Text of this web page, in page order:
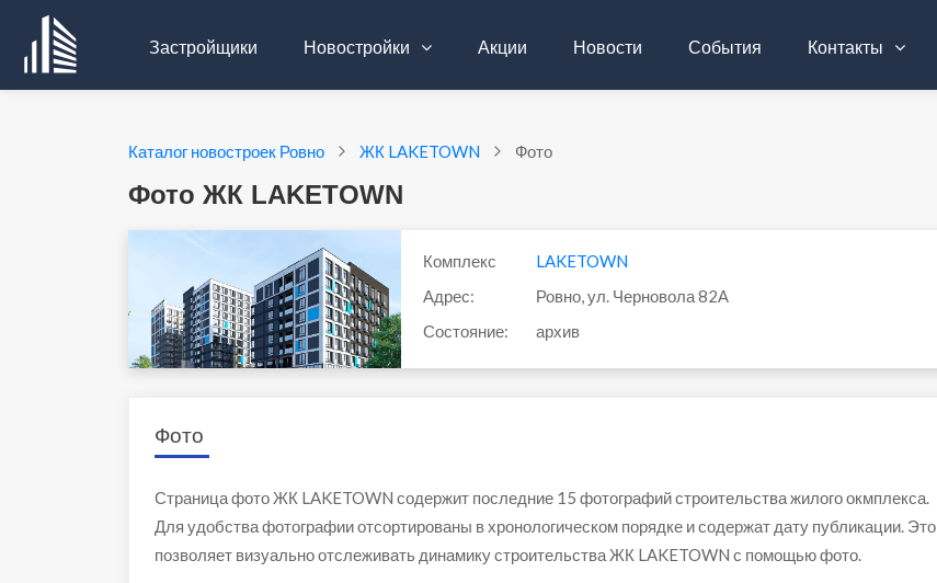
Застройщики Новостройки Акции Новости События Контакты
Каталог новостроек Ровно ЖК LAKETOWN Фото
Фото ЖК LAKETOWN
Комплекс
LAKETOWN
Адрес:
Ровно, ул. Черновола 82А
Состояние:
архив
Фото
Страница фото ЖК LAKETOWN содержит последние 15 фотографий строительства жилого окмплекса.
Для удобства фотографии отсортированы в хронологическом порядке и содержат дату публикации. Это
позволяет визуально отслеживать динамику строительства ЖК LAKETOWN с помощью фото.